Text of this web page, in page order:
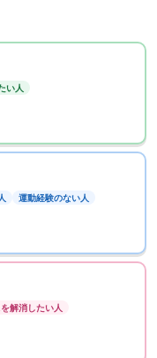
い人
運動経験のない人
解消したい人